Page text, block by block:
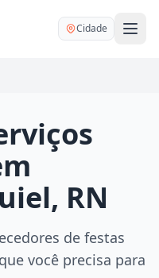
Cidade
RN
de festas
você precisa para